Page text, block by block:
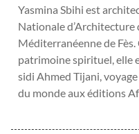
Yasmina Sbihi est
Nationale d’Architecture
Méditerranéenne de
patrimoine spirituel, elle
sidi Ahmed Tijani,
du monde aux éditions